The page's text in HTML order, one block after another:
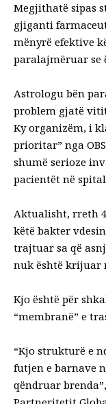
Megjithatë sipas
gjiganti
mënyrë efektive
paralajmëruar se
Astrologu bën
problem gjatë
Ky organizëm, i
prioritar” nga
shumë serioze
pacientët në
Aktualisht, rreth
këtë bakter
trajtuar sa që
nuk është krijuar
Kjo është për
“membranë” e
“Kjo strukturë e
futjen e barnave
qëndruar